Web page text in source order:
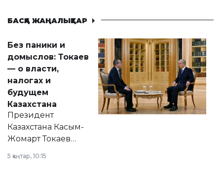
БАСҚА ЖАҢАЛЫҚТАР
Без паники и
домыслов: Токаев
— о власти,
налогах и
будущем
Казахстана
Президент
Казахстана Касым-
Жомарт Токаев
сразу несколько
5 қаңтар, 10:15